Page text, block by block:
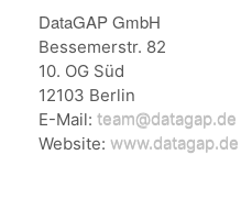
DataGAP GmbH
Bessemerstr. 82
10. OG Süd
12103 Berlin
E-Mail: team@datagap.de
Website: www.datagap.de